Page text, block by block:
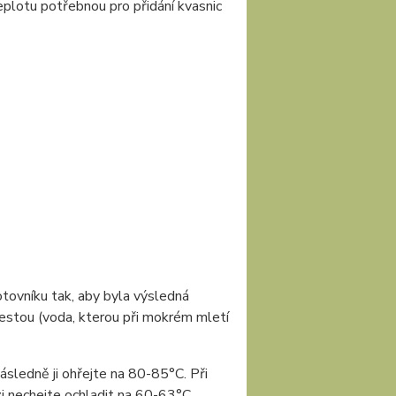
potřebnou pro přidání kvasnic
tak, aby byla výsledná
(voda, kterou při mokrém mletí
ji ohřejte na 80-85°C. Při